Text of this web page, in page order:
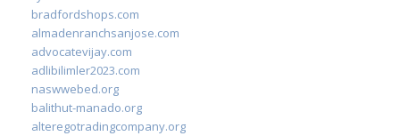
bradfordshops.com
almadenranchsanjose.com
advocatevijay.com
adlibilimler2023.com
naswwebed.org
balithut-manado.org
alteregotradingcompany.org